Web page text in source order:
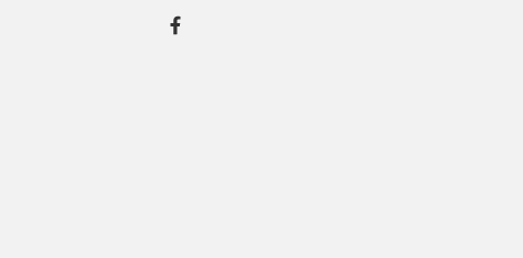
Facebook